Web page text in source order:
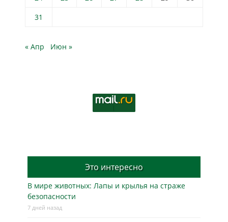
31
« Апр Июн »
Это интересно
В мире животных: Лапы и крылья на страже
безопасности
7 дней назад